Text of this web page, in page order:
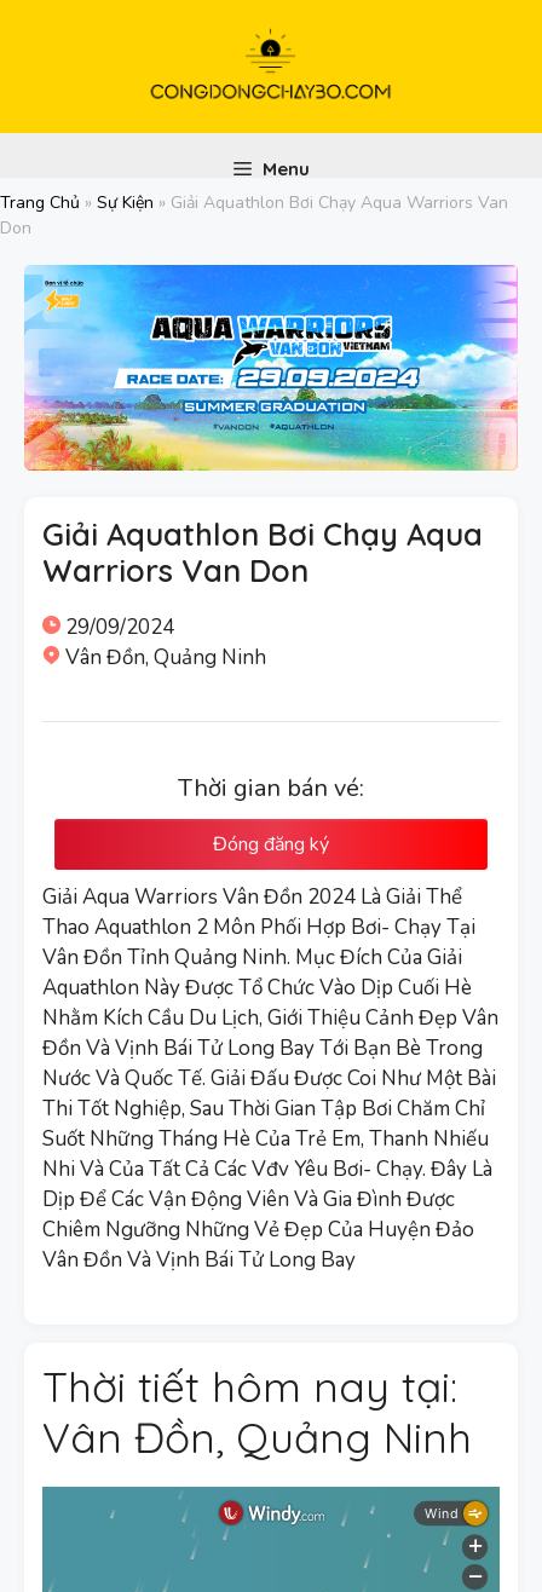
Menu
Trang Chủ » Sự Kiện » Giải Aquathlon Bơi Chạy Aqua Warriors Van
Don
Giải Aquathlon Bơi Chạy Aqua
Warriors Van Don
29/09/2024
Vân Đồn, Quảng Ninh
Thời gian bán vé:
Đóng đăng ký
Giải Aqua Warriors Vân Đồn 2024 Là Giải Thể
Thao Aquathlon 2 Môn Phối Hợp Bơi- Chạy Tại
Vân Đồn Tỉnh Quảng Ninh. Mục Đích Của Giải
Aquathlon Này Được Tổ Chức Vào Dịp Cuối Hè
Nhằm Kích Cầu Du Lịch, Giới Thiệu Cảnh Đẹp Vân
Đồn Và Vịnh Bái Tử Long Bay Tới Bạn Bè Trong
Nước Và Quốc Tế. Giải Đấu Được Coi Như Một Bài
Thi Tốt Nghiệp, Sau Thời Gian Tập Bơi Chăm Chỉ
Suốt Những Tháng Hè Của Trẻ Em, Thanh Nhiếu
Nhi Và Của Tất Cả Các Vđv Yêu Bơi- Chạy. Đây Là
Dịp Để Các Vận Động Viên Và Gia Đình Được
Chiêm Ngưỡng Những Vẻ Đẹp Của Huyện Đảo
Vân Đồn Và Vịnh Bái Tử Long Bay
Thời tiết hôm nay tại:
Vân Đồn, Quảng Ninh